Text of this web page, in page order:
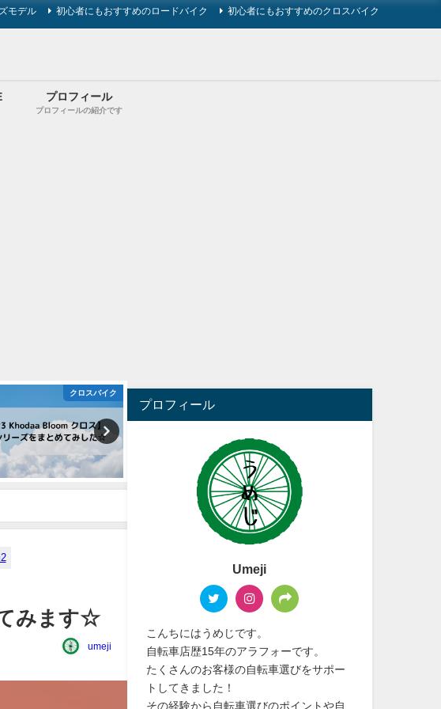
モデル 初心者にもおすすめのロードバイク 初心者にもおすすめのクロスバイク
プロフィール
プロフィールの紹介です
クロスバイク
てみます☆
umeji
プロフィール
Umeji
こんちにはうめじです。
自転車店歴15年のアラフォーです。
たくさんのお客様の自転車選びをサポー
トしてきました！
その経験から自転車選びのポイントや自